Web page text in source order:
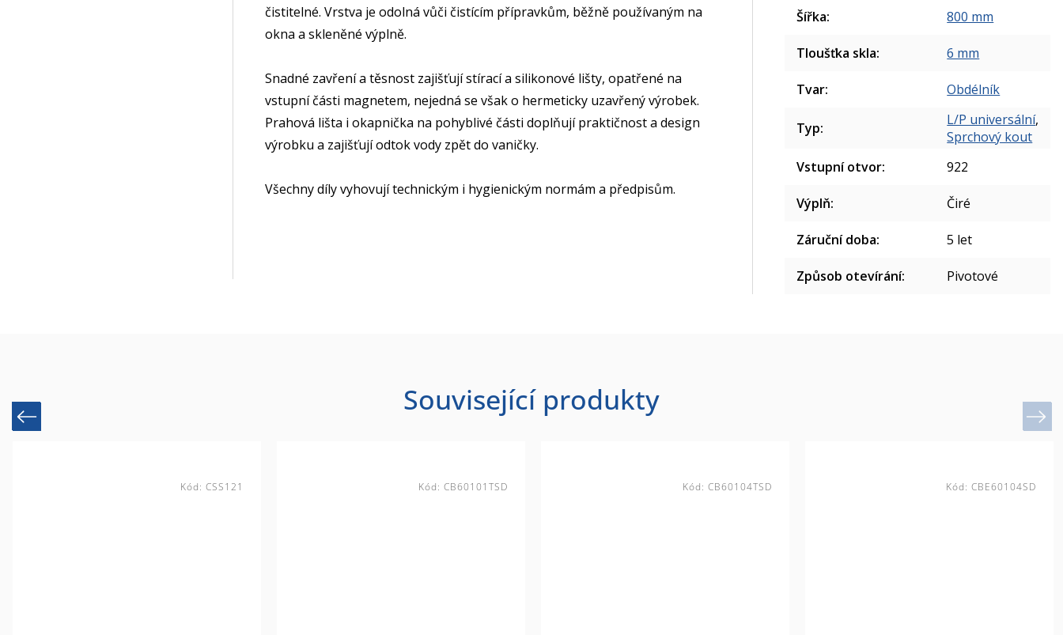
čistitelné. Vrstva je odolná vůči čistícím přípravkům, běžně používaným na
okna a skleněné výplně.
Snadné zavření a těsnost zajišťují stírací a silikonové lišty, opatřené na
vstupní části magnetem, nejedná se však o hermeticky uzavřený výrobek.
Prahová lišta i okapnička na pohyblivé části doplňují praktičnost a design
výrobku a zajišťují odtok vody zpět do vaničky.
Všechny díly vyhovují technickým i hygienickým normám a předpisům.
Šířka: 800 mm
Tloušťka skla: 6 mm
Tvar: Obdélník
Typ: L/P universální,
Sprchový kout
Vstupní otvor: 922
Výplň: Čiré
Záruční doba: 5 let
Způsob otevírání: Pivotové
Související produkty
Previous
Kód: CSS121 Kód: CB60101TSD Kód: CB60104TSD Kód: CBE60104SD
Next